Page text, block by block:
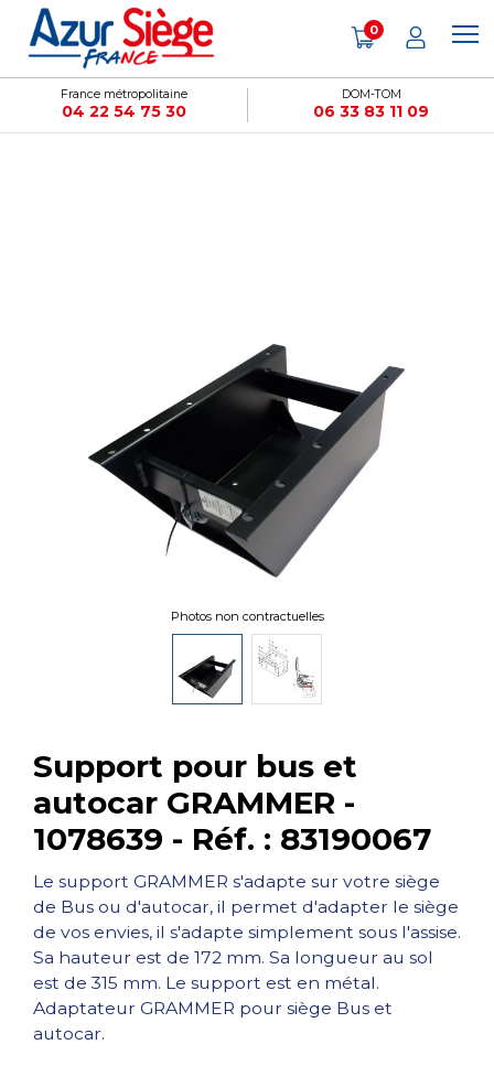
France métropolitaine
04 22 54 75 30
DOM-TOM
06 33 83 11 09
0
Support pour bus et
autocar GRAMMER -
1078639 - Réf. : 83190067
Le support GRAMMER s'adapte sur votre siège
de Bus ou d'autocar, il permet d'adapter le siège
de vos envies, il s'adapte simplement sous l'assise.
Sa hauteur est de 172 mm. Sa longueur au sol
est de 315 mm. Le support est en métal.
Adaptateur GRAMMER pour siège Bus et
autocar.
Photos non contractuelles
Panneau de gestion des cookies